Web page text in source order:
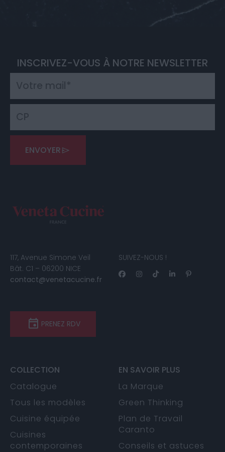
INSCRIVEZ-VOUS À NOTRE NEWSLETTER
ENVOYER
117, Avenue Simone Veil
Bât. C1 – 06200 NICE
contact@venetacucine.fr
SUIVEZ-NOUS !
PRENEZ RDV
COLLECTION
Catalogue
Tous les modèles
Cuisine équipée
Cuisines
contemporaines
EN SAVOIR PLUS
La Marque
Green Thinking
Plan de Travail
Caranto
Conseils et astuces